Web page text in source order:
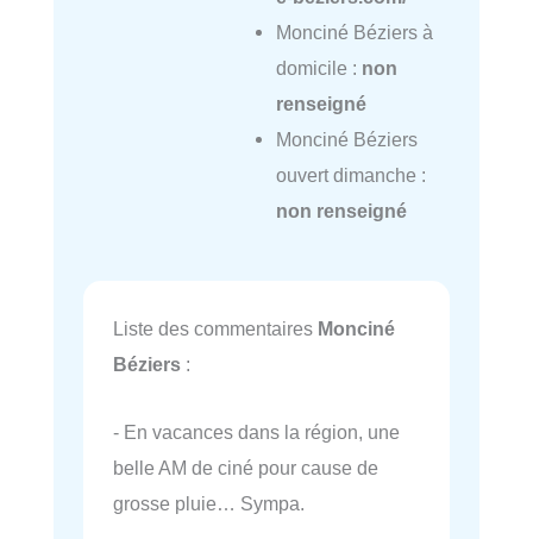
Monciné Béziers à
domicile : non
renseigné
Monciné Béziers
ouvert dimanche :
non renseigné
Liste des commentaires Monciné
Béziers :
- En vacances dans la région, une
belle AM de ciné pour cause de
grosse pluie… Sympa.